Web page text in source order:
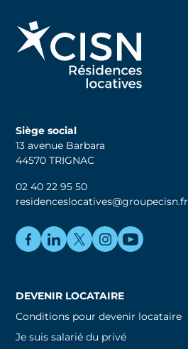
Siège social
13 avenue Barbara
44570 TRIGNAC
02 40 22 95 50
residenceslocatives@groupecisn.fr
DEVENIR LOCATAIRE
Conditions pour devenir locataire
Je suis salarié du privé